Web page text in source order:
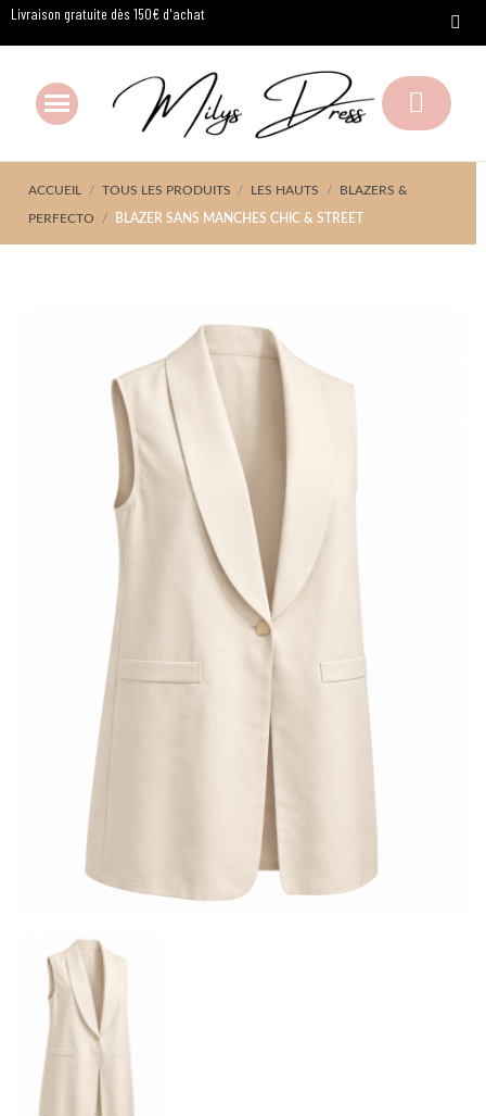
Livraison gratuite dès 150€ d'achat
ACCUEIL TOUS LES PRODUITS LES HAUTS BLAZERS &
PERFECTO BLAZER SANS MANCHES CHIC & STREET